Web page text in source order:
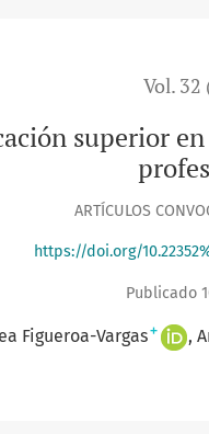
Vol. 32
superior
ARTÍCULOS
https://doi.org/
Publicado
Figueroa-Vargas+